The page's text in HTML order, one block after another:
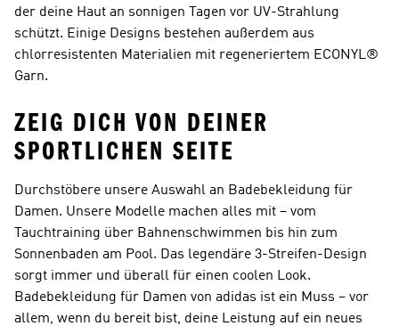
der deine Haut an sonnigen Tagen vor UV-Strahlung
schützt. Einige Designs bestehen außerdem aus
chlorresistenten Materialien mit regeneriertem ECONYL®
Garn.
ZEIG DICH VON DEINER
SPORTLICHEN SEITE
Durchstöbere unsere Auswahl an Badebekleidung für
Damen. Unsere Modelle machen alles mit – vom
Tauchtraining über Bahnenschwimmen bis hin zum
Sonnenbaden am Pool. Das legendäre 3-Streifen-Design
sorgt immer und überall für einen coolen Look.
Badebekleidung für Damen von adidas ist ein Muss – vor
allem, wenn du bereit bist, deine Leistung auf ein neues